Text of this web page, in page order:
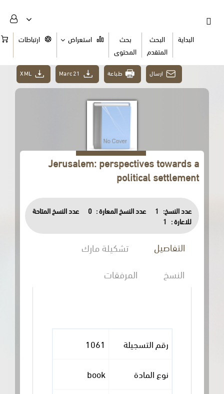
البحث
بحث
المحتوى
استعراض ارتباطات السلة
ارسال طباعة Marc21
Jerusalem: perspectives towards a
political settlement
عدد النسخ: 1 عدد النسخ المعارة : 0
عدد النسخ المتاحة
للاعارة :
1
التفاصيل
تشكيلة مارك
المرفقات
رقم التسجيلة 1061
نوع المادة